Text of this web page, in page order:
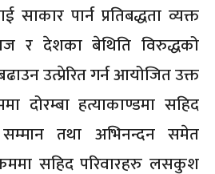
पार्न प्रतिबद्धता व्यक्त
र देशका बेथिति विरुद्धको
उत्प्रेरित गर्न आयोजित उक्त
दोरम्बा हत्याकाण्डमा सहिद
सम्मान तथा अभिनन्दन समेत
सहिद परिवारहरु लसकुश